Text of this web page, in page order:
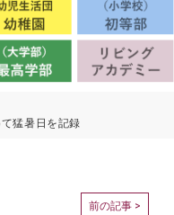
猛暑日を記録
前の記事 >